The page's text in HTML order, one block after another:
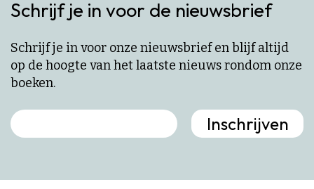
Schrijf je in voor de nieuwsbrief
Schrijf je in voor onze nieuwsbrief en blijf altijd
op de hoogte van het laatste nieuws rondom onze
boeken.